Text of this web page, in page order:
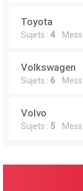
Toyota
Sujets : 4
Volkswagen
Sujets : 6
Volvo
Sujets : 5